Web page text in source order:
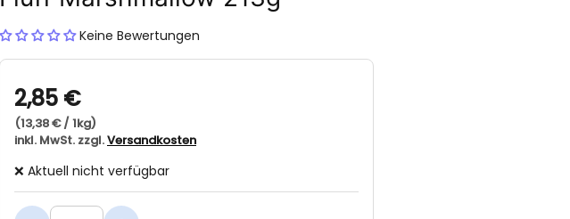
Keine Bewertungen
2,85 €
(13,38 € / 1kg)
inkl. MwSt. zzgl.Versandkosten
❌ Aktuell nicht verfügbar